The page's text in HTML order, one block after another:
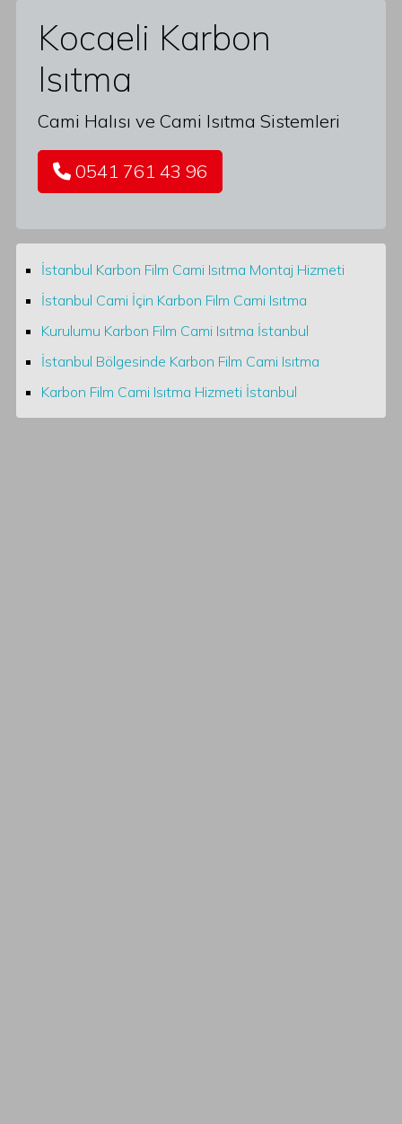
Kocaeli Karbon
Isıtma
Cami Halısı ve Cami Isıtma Sistemleri
0541 761 43 96
İstanbul Karbon Film Cami Isıtma Montaj Hizmeti
İstanbul Cami İçin Karbon Film Cami Isıtma
Kurulumu Karbon Film Cami Isıtma İstanbul
İstanbul Bölgesinde Karbon Film Cami Isıtma
Karbon Film Cami Isıtma Hizmeti İstanbul